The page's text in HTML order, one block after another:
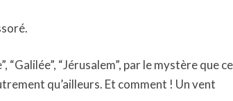
“Jérusalem”, par le mystère que ce
qu’ailleurs. Et comment ! Un vent